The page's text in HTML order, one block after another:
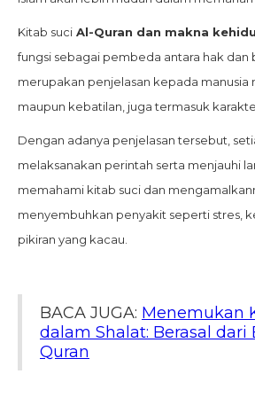
Kitab suci Al-Quran dan makna
fungsi sebagai pembeda antara hak dan
merupakan penjelasan kepada manusia
maupun kebatilan, juga termasuk
Dengan adanya penjelasan tersebut,
melaksanakan perintah serta menjauhi
memahami kitab suci dan
menyembuhkan penyakit seperti stres,
pikiran yang kacau.
BACA JUGA: Menemukan
dalam Shalat: Berasal dari
Quran